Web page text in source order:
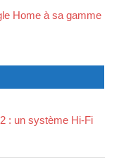
Home à sa gamme
: un système Hi-Fi